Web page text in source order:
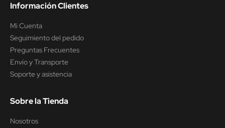
Información Clientes
Mi Cuenta
Seguimiento del pedido
Preguntas Frecuentes
Envío y Transporte
Soporte y asistencia
Sobre la Tienda
Nosotros